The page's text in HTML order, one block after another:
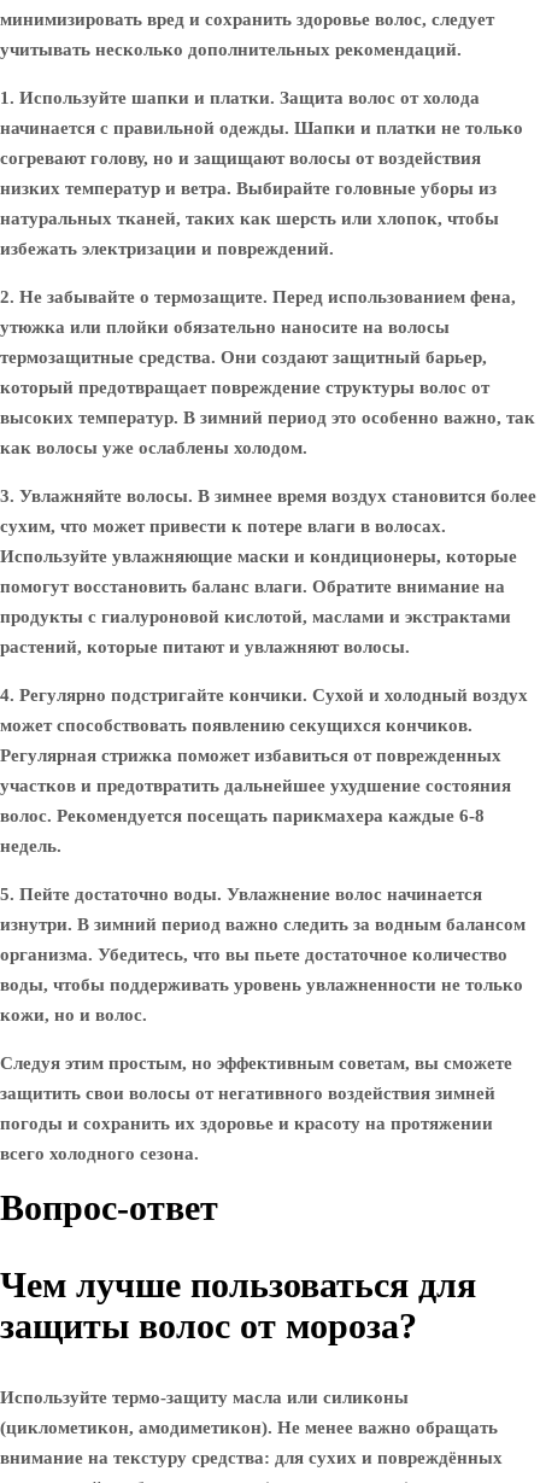
минимизировать вред и сохранить здоровье волос, следует
учитывать несколько дополнительных рекомендаций.
1. Используйте шапки и платки. Защита волос от холода
начинается с правильной одежды. Шапки и платки не только
согревают голову, но и защищают волосы от воздействия
низких температур и ветра. Выбирайте головные уборы из
натуральных тканей, таких как шерсть или хлопок, чтобы
избежать электризации и повреждений.
2. Не забывайте о термозащите. Перед использованием фена,
утюжка или плойки обязательно наносите на волосы
термозащитные средства. Они создают защитный барьер,
который предотвращает повреждение структуры волос от
высоких температур. В зимний период это особенно важно, так
как волосы уже ослаблены холодом.
3. Увлажняйте волосы. В зимнее время воздух становится более
сухим, что может привести к потере влаги в волосах.
Используйте увлажняющие маски и кондиционеры, которые
помогут восстановить баланс влаги. Обратите внимание на
продукты с гиалуроновой кислотой, маслами и экстрактами
растений, которые питают и увлажняют волосы.
4. Регулярно подстригайте кончики. Сухой и холодный воздух
может способствовать появлению секущихся кончиков.
Регулярная стрижка поможет избавиться от поврежденных
участков и предотвратить дальнейшее ухудшение состояния
волос. Рекомендуется посещать парикмахера каждые 6-8
недель.
5. Пейте достаточно воды. Увлажнение волос начинается
изнутри. В зимний период важно следить за водным балансом
организма. Убедитесь, что вы пьете достаточное количество
воды, чтобы поддерживать уровень увлажненности не только
кожи, но и волос.
Следуя этим простым, но эффективным советам, вы сможете
защитить свои волосы от негативного воздействия зимней
погоды и сохранить их здоровье и красоту на протяжении
всего холодного сезона.
Вопрос-ответ
Чем лучше пользоваться для
защиты волос от мороза?
Используйте термо-защиту масла или силиконы
(циклометикон, амодиметикон). Не менее важно обращать
внимание на текстуру средства: для сухих и повреждённых